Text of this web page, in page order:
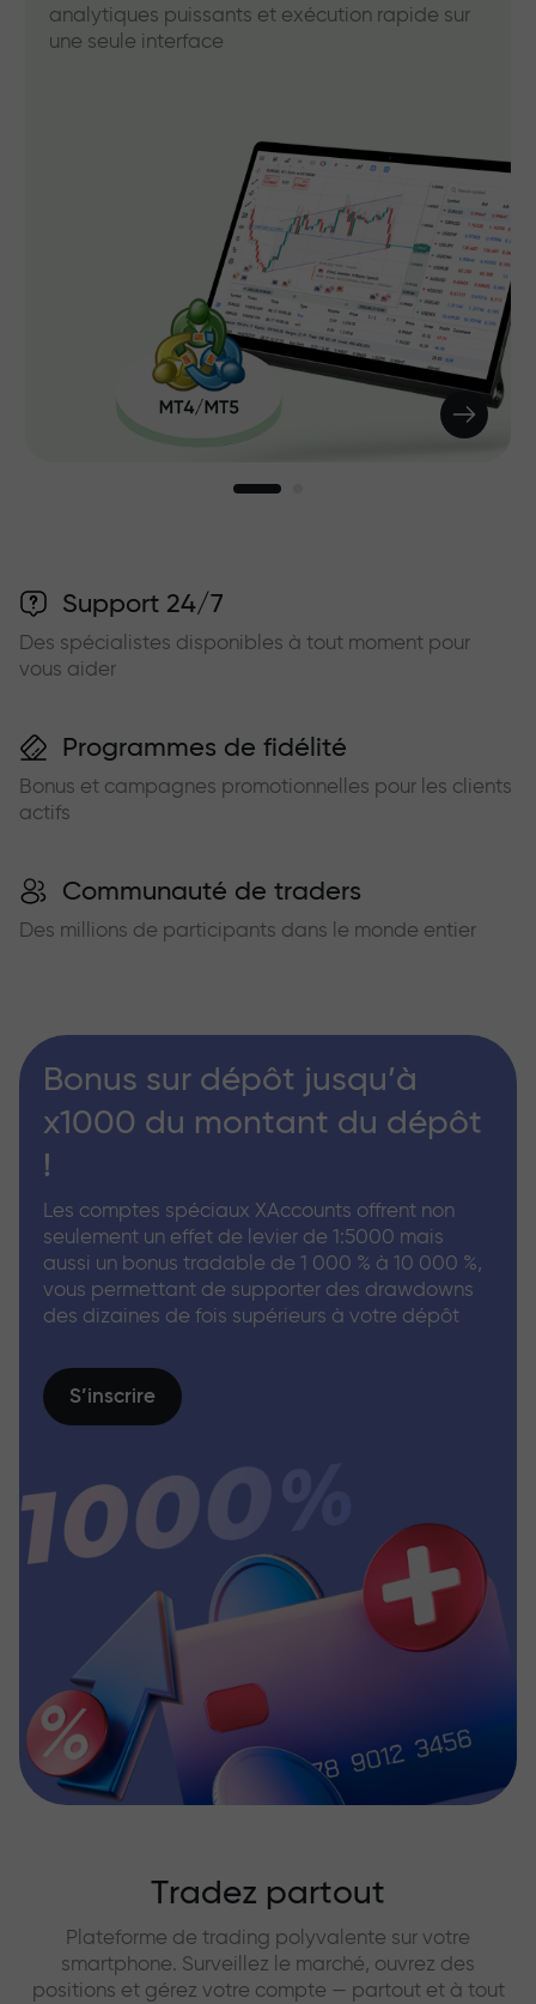
analytiques puissants et exécution rapide sur
une seule interface
Support 24/7
Des spécialistes disponibles à tout moment pour
vous aider
Programmes de fidélité
Bonus et campagnes promotionnelles pour les clients
actifs
Communauté de traders
Des millions de participants dans le monde entier
Bonus sur dépôt jusqu’à
x1000 du montant du dépôt
!
Les comptes spéciaux XAccounts offrent non
seulement un effet de levier de 1:5000 mais
aussi un bonus tradable de 1 000 % à 10 000 %,
vous permettant de supporter des drawdowns
des dizaines de fois supérieurs à votre dépôt
S’inscrire
Tradez partout
Plateforme de trading polyvalente sur votre
smartphone. Surveillez le marché, ouvrez des
positions et gérez votre compte — partout et à tout